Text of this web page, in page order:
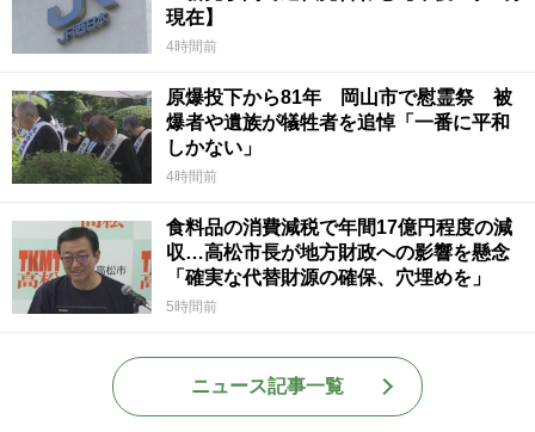
現在】
4時間前
原爆投下から81年 岡山市で慰霊祭 被
爆者や遺族が犠牲者を追悼「一番に平和
しかない」
4時間前
食料品の消費減税で年間17億円程度の減
収…高松市長が地方財政への影響を懸念
「確実な代替財源の確保、穴埋めを」
5時間前
ニュース記事一覧